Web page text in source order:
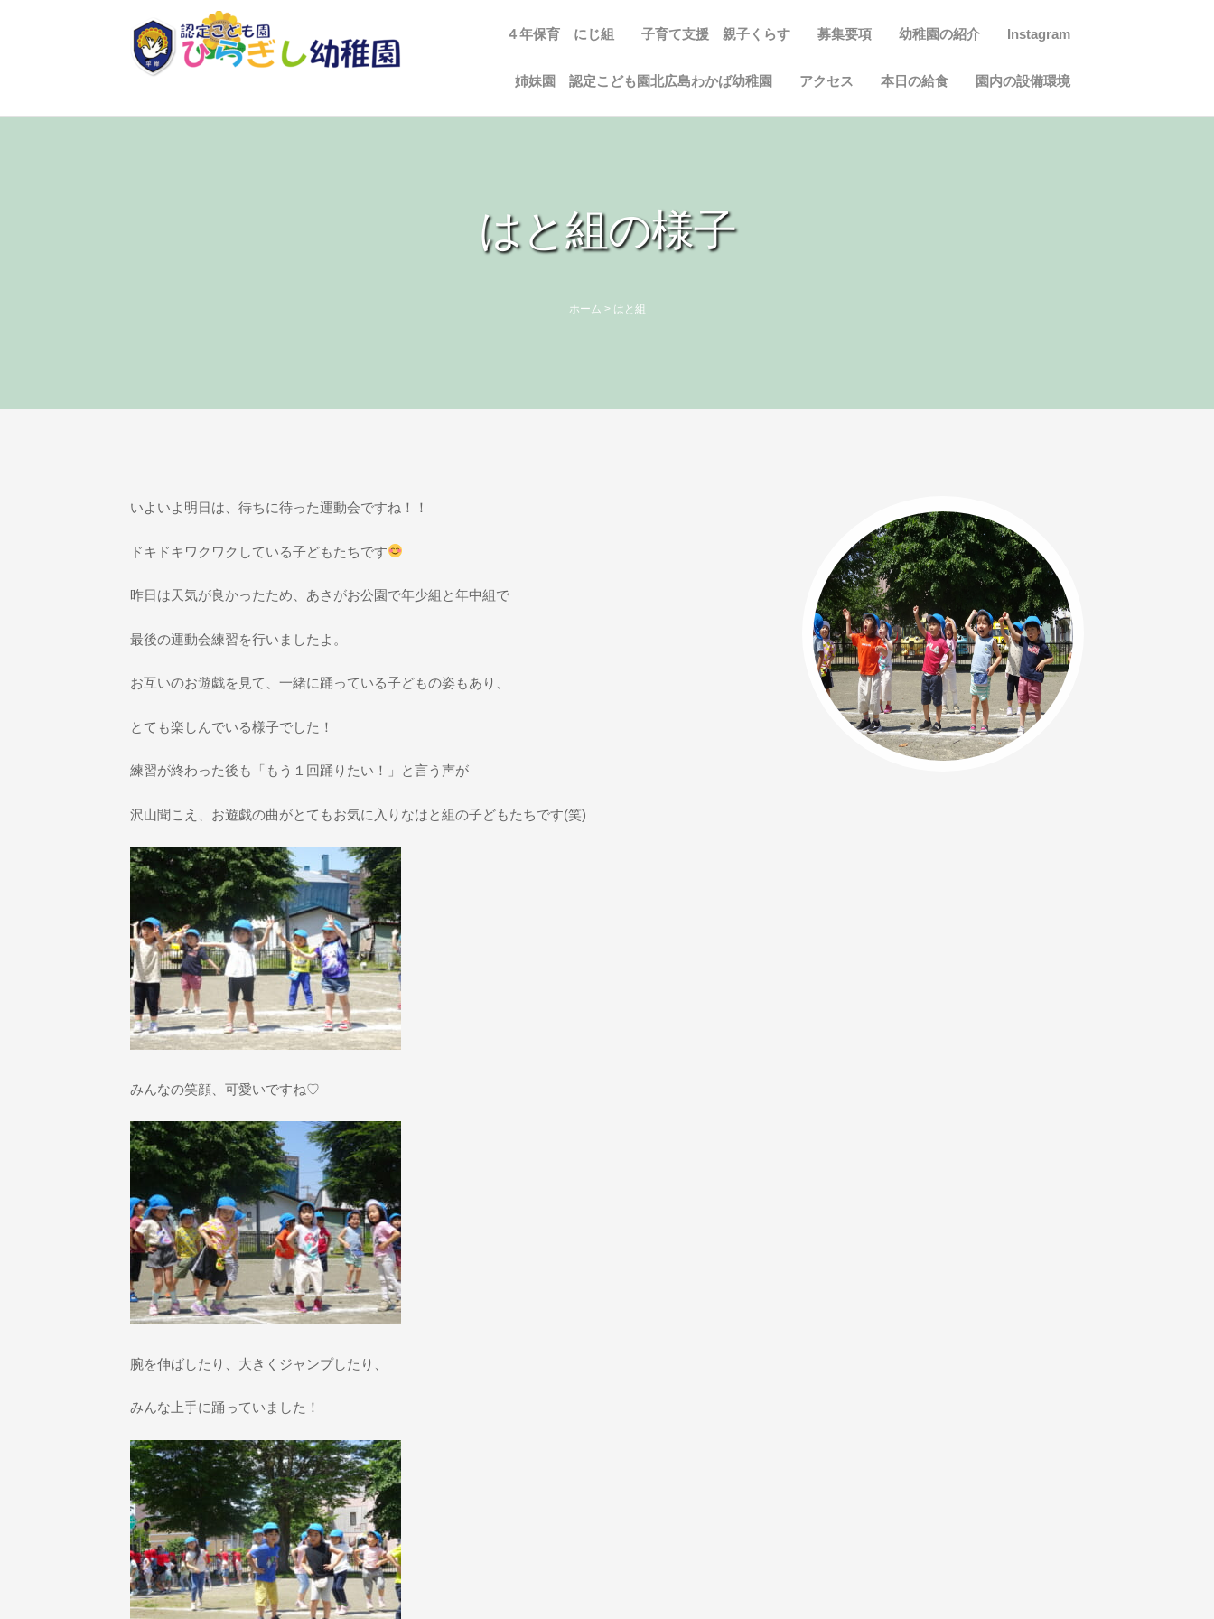
Instagram
幼稚園の紹介
募集要項
子育て支援 親子くらす
４年保育 にじ組
園内の設備環境
本日の給食
アクセス
姉妹園 認定こども園北広島わかば幼稚園
はと組の様子
ホーム > はと組
いよいよ明日は、待ちに待った運動会ですね！！
ドキドキワクワクしている子どもたちです
昨日は天気が良かったため、あさがお公園で年少組と年中組で
最後の運動会練習を行いましたよ。
お互いのお遊戯を見て、一緒に踊っている子どもの姿もあり、
とても楽しんでいる様子でした！
練習が終わった後も「もう１回踊りたい！」と言う声が
沢山聞こえ、お遊戯の曲がとてもお気に入りなはと組の子どもたちです(笑)
みんなの笑顔、可愛いですね♡
腕を伸ばしたり、大きくジャンプしたり、
みんな上手に踊っていました！